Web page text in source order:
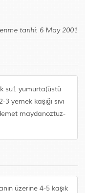
tarihi: 6 May 2001
su1 yumurta(üstü
yemek kaşığı sıvı
maydanoztuz-
üzerine 4-5 kaşık